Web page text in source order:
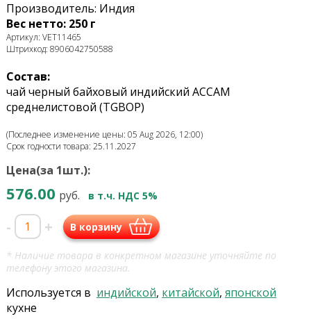
Производитель: Индия
Вес нетто: 250 г
Артикул: VET11465
Штрихкод: 8906042750588
Состав:
чай черный байховый индийский АССАМ
среднелистовой (TGBOP)
(Последнее изменение цены: 05 Aug 2026, 12:00)
Срок годности товара: 25.11.2027
Цена(за 1шт.):
576.00 руб. в т.ч. НДС 5%
- + В корзину
* Наличие товара в конкретном магазине уточняйте по
телефону этого магазина.
Используется в индийской, китайской, японской
кухне